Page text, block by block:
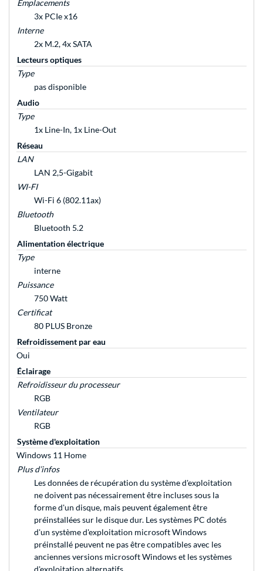
Emplacements
3x PCIe x16
Interne
2x M.2, 4x SATA
Lecteurs optiques
Type
pas disponible
Audio
Type
1x Line-In, 1x Line-Out
Réseau
LAN
LAN 2,5-Gigabit
WI-FI
Wi-Fi 6 (802.11ax)
Bluetooth
Bluetooth 5.2
Alimentation électrique
Type
interne
Puissance
750 Watt
Certificat
80 PLUS Bronze
Refroidissement par eau
Oui
Éclairage
Refroidisseur du processeur
RGB
Ventilateur
RGB
Système d'exploitation
Windows 11 Home
Plus d’infos
Les données de récupération du système d'exploitation
ne doivent pas nécessairement être incluses sous la
forme d'un disque, mais peuvent également être
préinstallées sur le disque dur. Les systèmes PC dotés
d'un système d'exploitation microsoft Windows
préinstallé peuvent ne pas être compatibles avec les
anciennes versions microsoft Windows et les systèmes
d'exploitation alternatifs.